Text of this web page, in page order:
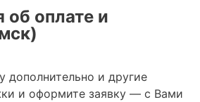
оплате и
дополнительно и другие
и оформите заявку — с Вами